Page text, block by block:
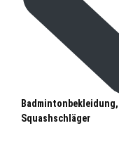
Squashschläger